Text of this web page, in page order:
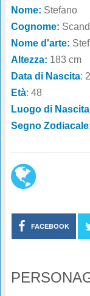
Nome: Stefano
Cognome:
Nome d'arte:
Altezza: 183 cm
Data di Nascita:
Età: 48
Luogo di
Segno
FACEBOOK